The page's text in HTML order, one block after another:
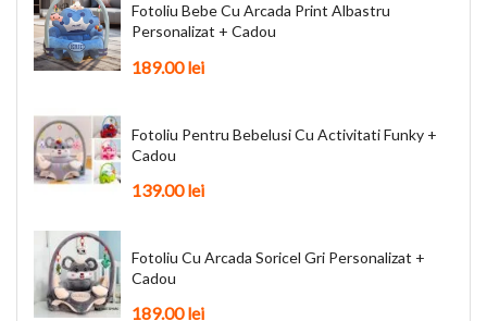
Fotoliu Bebe Cu Arcada Print Albastru
Personalizat + Cadou
189.00 lei
Fotoliu Pentru Bebelusi Cu Activitati Funky +
Cadou
139.00 lei
Fotoliu Cu Arcada Soricel Gri Personalizat +
Cadou
189.00 lei